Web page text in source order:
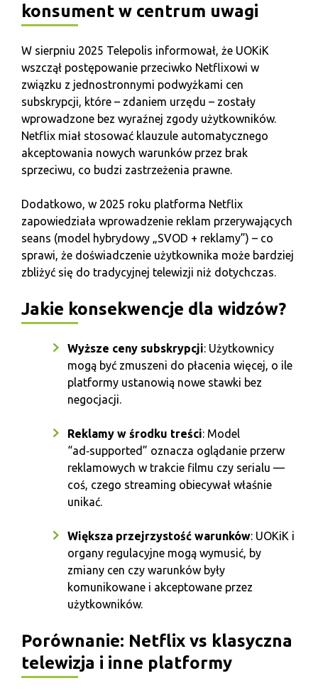
konsument w centrum uwagi
W sierpniu 2025 Telepolis informował, że UOKiK
wszczął postępowanie przeciwko Netflixowi w
związku z jednostronnymi podwyżkami cen
subskrypcji, które – zdaniem urzędu – zostały
wprowadzone bez wyraźnej zgody użytkowników.
Netflix miał stosować klauzule automatycznego
akceptowania nowych warunków przez brak
sprzeciwu, co budzi zastrzeżenia prawne.
Dodatkowo, w 2025 roku platforma Netflix
zapowiedziała wprowadzenie reklam przerywających
seans (model hybrydowy „SVOD + reklamy”) – co
sprawi, że doświadczenie użytkownika może bardziej
zbliżyć się do tradycyjnej telewizji niż dotychczas.
Jakie konsekwencje dla widzów?
Wyższe ceny subskrypcji: Użytkownicy
mogą być zmuszeni do płacenia więcej, o ile
platformy ustanowią nowe stawki bez
negocjacji.
Reklamy w środku treści: Model
“ad‑supported” oznacza oglądanie przerw
reklamowych w trakcie filmu czy serialu —
coś, czego streaming obiecywał właśnie
unikać.
Większa przejrzystość warunków: UOKiK i
organy regulacyjne mogą wymusić, by
zmiany cen czy warunków były
komunikowane i akceptowane przez
użytkowników.
Porównanie: Netflix vs klasyczna
telewizja i inne platformy